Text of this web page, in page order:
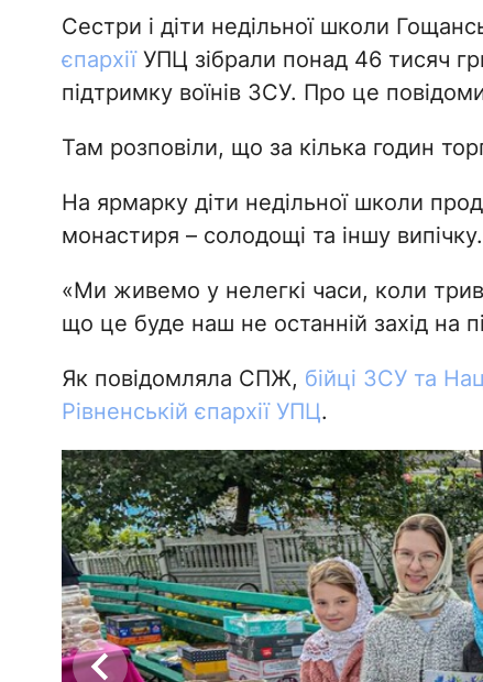
Сестри і діти недільної школи
єпархіїУПЦ зібрали понад 46 тисяч
підтримку воїнів ЗСУ. Про це
Там розповіли, що за кілька годин
На ярмарку діти недільної школи
монастиря – солодощі та іншу випічку.
«Ми живемо у нелегкі часи, коли
що це буде наш не останній захід на
Як повідомляла СПЖ, бійці ЗСУ та
Рівненській єпархії УПЦ.